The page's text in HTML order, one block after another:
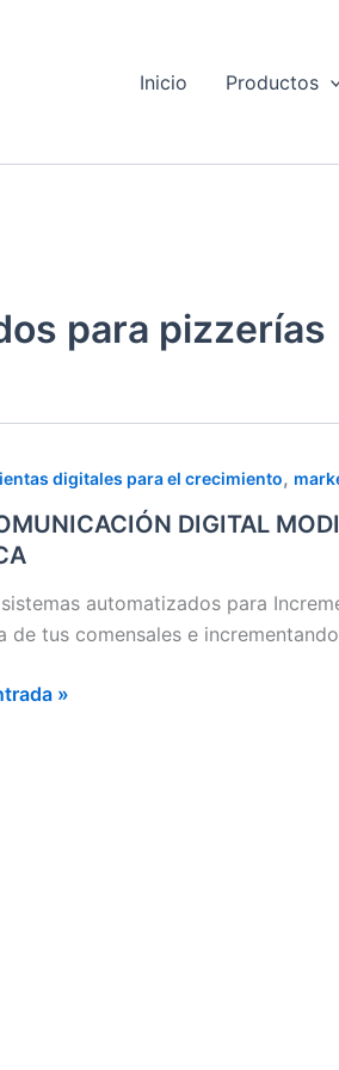
Inicio Productos
para pizzerías
digitales para el crecimiento,
DIGITAL
automatizados para
de tus comensales e
»